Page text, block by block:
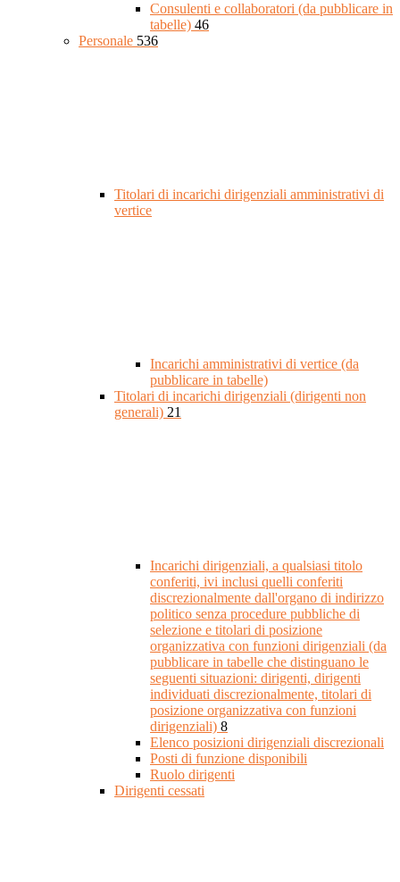
Consulenti e collaboratori (da pubblicare in
tabelle) 46
Personale 536
Titolari di incarichi dirigenziali amministrativi di
vertice
Incarichi amministrativi di vertice (da
pubblicare in tabelle)
Titolari di incarichi dirigenziali (dirigenti non
generali) 21
Incarichi dirigenziali, a qualsiasi titolo
conferiti, ivi inclusi quelli conferiti
discrezionalmente dall'organo di indirizzo
politico senza procedure pubbliche di
selezione e titolari di posizione
organizzativa con funzioni dirigenziali (da
pubblicare in tabelle che distinguano le
seguenti situazioni: dirigenti, dirigenti
individuati discrezionalmente, titolari di
posizione organizzativa con funzioni
dirigenziali) 8
Elenco posizioni dirigenziali discrezionali
Posti di funzione disponibili
Ruolo dirigenti
Dirigenti cessati